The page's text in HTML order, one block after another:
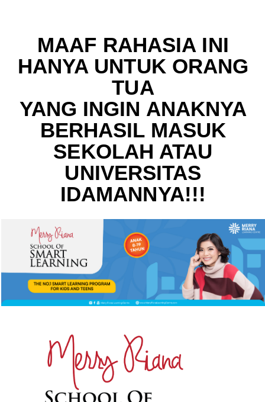
MAAF RAHASIA INI
HANYA UNTUK ORANG
TUA
YANG INGIN ANAKNYA
BERHASIL MASUK
SEKOLAH ATAU
UNIVERSITAS
IDAMANNYA!!!